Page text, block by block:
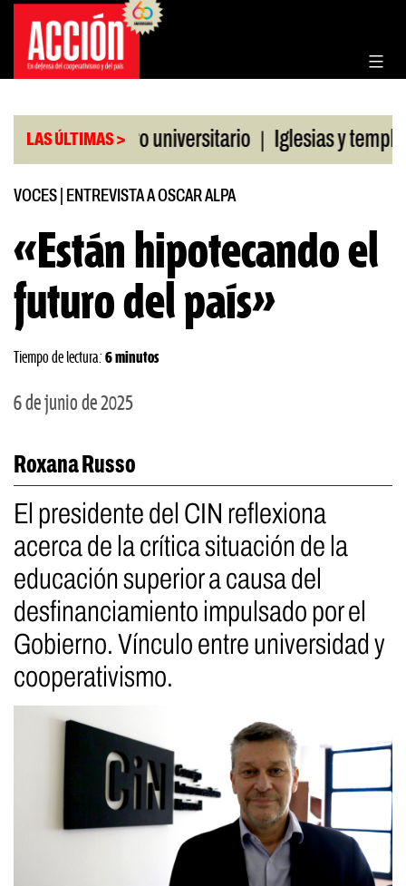
Saltar
contenido
LAS ÚLTIMAS >
al paro universitario | Iglesias y templos
VOCES ENTREVISTA A OSCAR ALPA
«Están hipotecando el
futuro del país»
Tiempo de lectura: 6 minutos
6 de junio de 2025
Roxana Russo
El presidente del CIN reflexiona
acerca de la crítica situación de la
educación superior a causa del
desfinanciamiento impulsado por el
Gobierno. Vínculo entre universidad y
cooperativismo.